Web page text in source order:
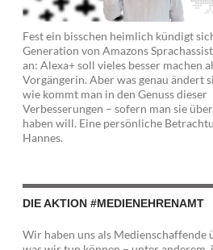
Fest ein bisschen heimlich kündigt
Generation von Amazons
an: Alexa+ soll vieles besser machen
Vorgängerin. Aber was genau ändert
wie kommt man in den Genuss dieser
Verbesserungen – sofern man sie
haben will. Eine persönliche
Hannes.
DIE AKTION #MEDIENEHRENAMT
Wir haben uns als Medienschaffende